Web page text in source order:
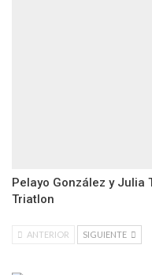
Pelayo González y Julia
Triatlon
ANTERIOR SIGUIENTE